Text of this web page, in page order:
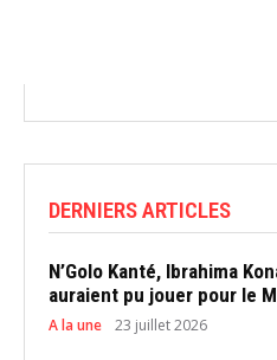
DERNIERS ARTICLES
N’Golo Kanté, Ibrahima
auraient pu jouer pour le
A la une 23 juillet 2026